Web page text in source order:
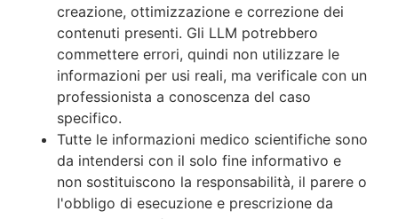
creazione, ottimizzazione e correzione dei
contenuti presenti. Gli LLM potrebbero
commettere errori, quindi non utilizzare le
informazioni per usi reali, ma verificale con un
professionista a conoscenza del caso
specifico.
Tutte le informazioni medico scientifiche sono
da intendersi con il solo fine informativo e
non sostituiscono la responsabilità, il parere o
l'obbligo di esecuzione e prescrizione da